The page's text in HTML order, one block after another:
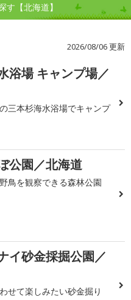
す【北海道】
2026/08/06 更新
浴場 キャンプ場／
三本杉海水浴場でキャンプ
公園／北海道
鳥を観察できる森林公園
イ砂金採掘公園／
せて楽しみたい砂金掘り